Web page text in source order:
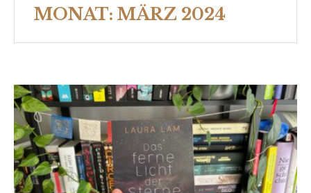
MONAT: MÄRZ 2024